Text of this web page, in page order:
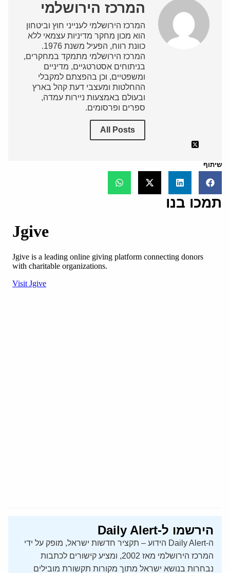
המרכז הירושלמי
המרכז הירושלמי לענייני חוץ וביטחון
הוא מכון מחקר מדיניות עצמאי ללא
כוונת רווח, הפעיל משנת 1976.
המרכז הירושלמי מתמקד במחקרים,
בניתוחים אסטרטגיים, מדיניים
ומשפטיים, וכן בהפצתם למקבלי
ההחלטות ומעצבי דעת קהל בארץ
ובעולם באמצעות ניירות עמדה,
ספרים ופרסומים.
All Posts
שיתוף
תמכו בנו
הירשמו ל-Daily Alert
ה-Daily Alert הידוע – תקציר חדשות ישראל, מופק על ידי
המרכז הירושלמי מאז 2002, ומציע קישורים לכתבות
נבחרות בנושא ישראל מתוך מקורות תקשורת מובילים